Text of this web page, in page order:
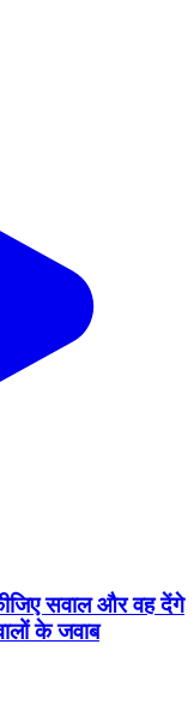
सवाल और वह देंगे
के जवाब